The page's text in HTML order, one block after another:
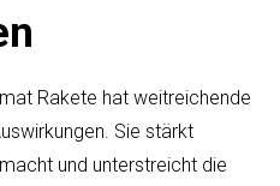
Rakete hat weitreichende
Sie stärkt
und unterstreicht die